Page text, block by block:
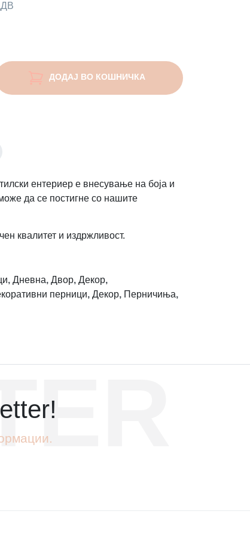
ДОДАЈ ВО КОШНИЧКА
ентериер е внесување на боја и
да се постигне со нашите
квалитет и издржливост.
, Дневна, Двор, Декор,
перници, Декор, Перничиња,